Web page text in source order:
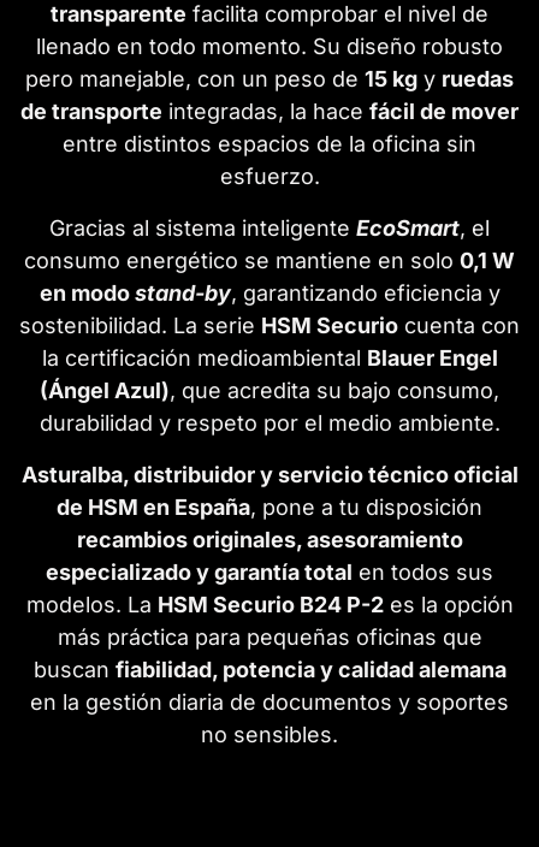
transparente facilita comprobar el nivel de
llenado en todo momento. Su diseño robusto
pero manejable, con un peso de 15 kg y ruedas
de transporte integradas, la hace fácil de mover
entre distintos espacios de la oficina sin
esfuerzo.
Gracias al sistema inteligente EcoSmart, el
consumo energético se mantiene en solo 0,1 W
en modostand-by, garantizando eficiencia y
sostenibilidad. La serie HSM Securio cuenta con
la certificación medioambiental Blauer Engel
(Ángel Azul), que acredita su bajo consumo,
durabilidad y respeto por el medio ambiente.
Asturalba, distribuidor y servicio técnico oficial
de HSM en España, pone a tu disposición
recambios originales, asesoramiento
especializado y garantía total en todos sus
modelos. La HSM Securio B24 P-2es la opción
más práctica para pequeñas oficinas que
buscan fiabilidad, potencia y calidad alemana
en la gestión diaria de documentos y soportes
no sensibles.